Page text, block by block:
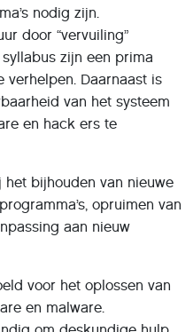
nodig zijn.
door “vervuiling”
zijn een prima
Daarnaast is
van het systeem
en hack ers te
bijhouden van nieuwe
opruimen van
aan nieuw
voor het oplossen van
en malware.